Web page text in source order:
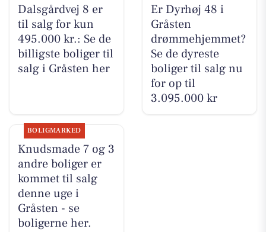
Dalsgårdvej 8 er
til salg for kun
495.000 kr.: Se de
billigste boliger til
salg i Gråsten her
Er Dyrhøj 48 i
Gråsten
drømmehjemmet?
Se de dyreste
boliger til salg nu
for op til
3.095.000 kr
BOLIGMARKED
Knudsmade 7 og 3
andre boliger er
kommet til salg
denne uge i
Gråsten - se
boligerne her.